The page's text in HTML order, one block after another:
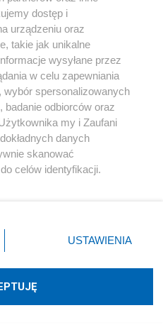
Instagram Youtube
W3media.pl
dostęp i
urządzeniu oraz
takie jak unikalne
wysyłane przez
w celu zapewniania
spersonalizowanych
odbiorców oraz
my i Zaufani
danych
skanować
celów identyfikacji.
ustawień prywatności
rogu strony
nie wymagają zgody
sprzeciwić się takiemu
USTAWIENIA